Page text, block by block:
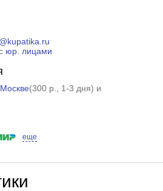
юр. лицами
(300 р.
, 1-3 дня) и
еще